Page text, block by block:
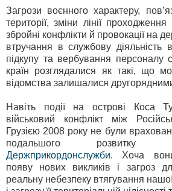
Загрози воєнного характеру,
території, зміни лінії
збройні конфлікти й провокації на
втручання в службову діяльність
підкупу та вербування персоналу
країн розглядалися як такі, що
відомства залишалися
Навіть події на острові Коса
військовий конфлікт між
Грузією 2008 року не були
подальшого розвитку
Держприкордонслужби. Хоча
появу нових викликів і загроз
реальну небезпеку втягування